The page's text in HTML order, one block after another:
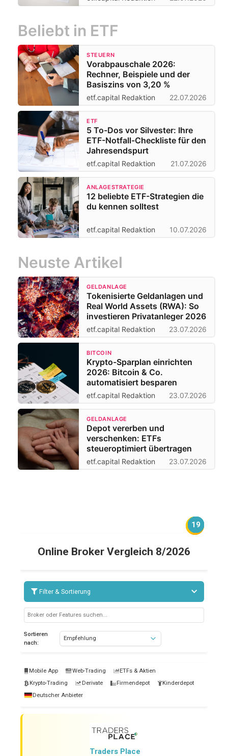
Beliebt in ETF
STEUERN
Vorabpauschale 2026:
Rechner, Beispiele und der
Basiszins von 3,20 %
etf.capital Redaktion 22.07.2026
ETF
5 To-Dos vor Silvester: Ihre
ETF-Notfall-Checkliste für den
Jahresendspurt
etf.capital Redaktion 21.07.2026
ANLAGESTRATEGIE
12 beliebte ETF-Strategien die
du kennen solltest
etf.capital Redaktion 10.07.2026
Neuste Artikel
GELDANLAGE
Tokenisierte Geldanlagen und
Real World Assets (RWA): So
investieren Privatanleger 2026
etf.capital Redaktion 23.07.2026
BITCOIN
Krypto-Sparplan einrichten
2026: Bitcoin & Co.
automatisiert besparen
etf.capital Redaktion 23.07.2026
GELDANLAGE
Depot vererben und
verschenken: ETFs
steueroptimiert übertragen
etf.capital Redaktion 23.07.2026